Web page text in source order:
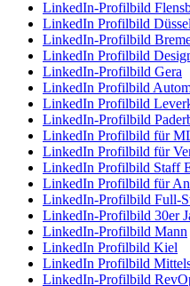
LinkedIn-Profilbild
LinkedIn Profilbild
LinkedIn-Profilbild
LinkedIn Profilbild
LinkedIn-Profilbild Gera
LinkedIn Profilbild
LinkedIn Profilbild
LinkedIn-Profilbild
LinkedIn Profilbild für
LinkedIn Profilbild für
LinkedIn Profilbild Staff
LinkedIn Profilbild für
LinkedIn-Profilbild Full-
LinkedIn-Profilbild 30er
LinkedIn-Profilbild Mann
LinkedIn Profilbild Kiel
LinkedIn Profilbild
LinkedIn-Profilbild